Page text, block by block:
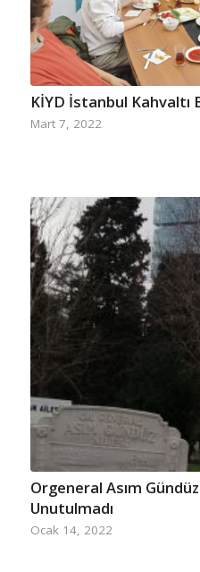
KİYD İstanbul Kahvaltı
Mart 7, 2022
Orgeneral Asım
Unutulmadı
Ocak 14, 2022